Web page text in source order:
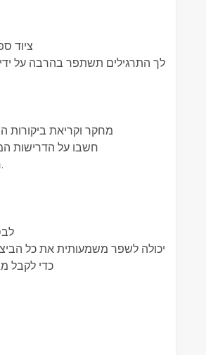
ציוד
מחקר וקריאת ביקורות
חשבו על הדרישות
חשוב גם להתאמה מדויקת ולנוחות, לנסות את הציוד לפני ביצוע הרכישה.
יכולה לשפר משמעותית את כל